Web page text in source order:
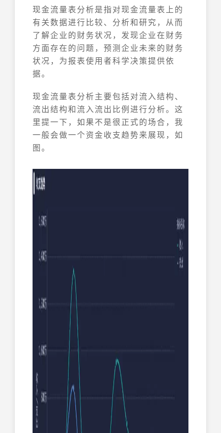
现金流量表分析是指对现金流量表上的
有关数据进行比较、分析和研究，从而
了解企业的财务状况，发现企业在财务
方面存在的问题，预测企业未来的财务
状况，为报表使用者科学决策提供依
据。
现金流量表分析主要包括对流入结构、
流出结构和流入流出比例进行分析。这
里提一下，如果不是很正式的场合，我
一般会做一个资金收支趋势来展现，如
图。